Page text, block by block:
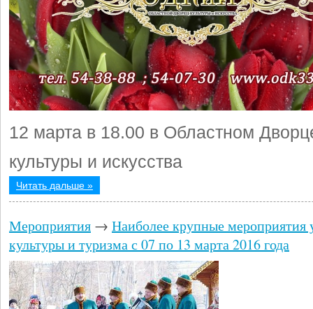
12 марта в 18.00 в Областном
культуры и искусства
Читать дальше »
Мероприятия → Наиболее крупные мероприятия
культуры и туризма с 07 по 13 марта 2016 года